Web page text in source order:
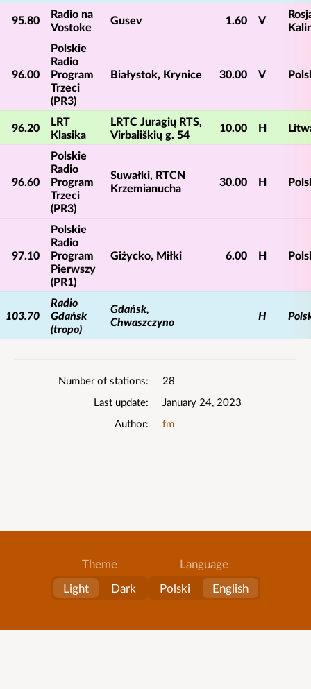
95.80
Radio na
Vostoke
Gusev 1.60 V
96.00
Polskie
Radio
Program
Trzeci
(PR3)
Białystok, Krynice 30.00 V
96.20
LRT
Klasika
LRTC Juragių RTS,
Virbališkių g. 54
10.00 H
96.60
Polskie
Radio
Program
Trzeci
(PR3)
Suwałki, RTCN
Krzemianucha
30.00 H
97.10
Polskie
Radio
Program
Pierwszy
(PR1)
Giżycko, Miłki 6.00 H
103.70
Radio
Gdańsk
(tropo)
Gdańsk,
Chwaszczyno
H
Number of stations
28
Last update
January 24, 2023
Author
fm
Theme
Light
Dark
Language
Polski
English